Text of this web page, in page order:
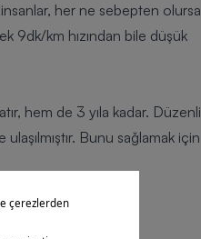
her ne sebepten olursa
9dk/km hızından bile düşük
hem de 3 yıla kadar. Düzenli
Bunu sağlamak için